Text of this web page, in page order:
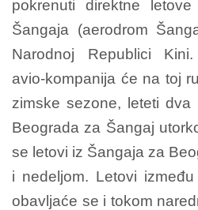
pokrenuti direktne
Šangaja (aerodrom
Narodnoj Republici
avio-kompanija će na toj
zimske sezone, leteti
Beograda za Šangaj
se letovi iz Šangaja za
i nedeljom. Letovi
obavljaće se i tokom